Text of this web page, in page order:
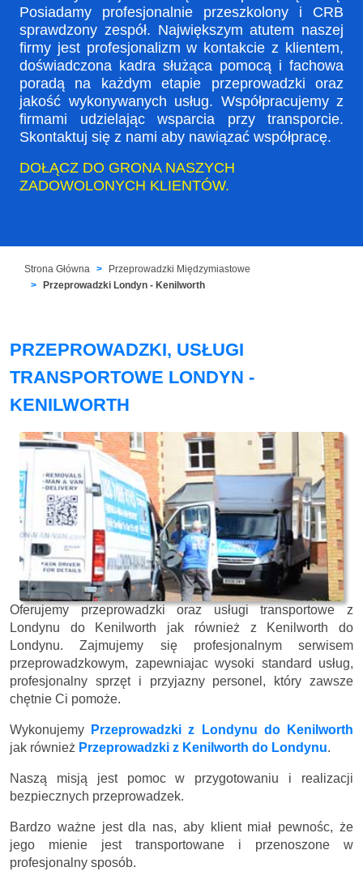
Posiadamy profesjonalnie przeszkolony i CRB
sprawdzony zespół. Największym atutem naszej
firmy jest profesjonalizm w kontakcie z klientem,
doświadczona kadra służąca pomocą i fachowa
poradą na każdym etapie przeprowadzki oraz
jakość wykonywanych usług. Współpracujemy z
firmami udzielając wsparcia przy transporcie.
Skontaktuj się z nami aby nawiązać współpracę.
DOŁĄCZ DO GRONA NASZYCH
ZADOWOLONYCH KLIENTÓW.
Strona Główna
Przeprowadzki Międzymiastowe
Przeprowadzki Londyn - Kenilworth
PRZEPROWADZKI, USŁUGI
TRANSPORTOWE LONDYN -
KENILWORTH
Oferujemy przeprowadzki oraz usługi transportowe z
Londynu do Kenilworth jak również z Kenilworth do
Londynu. Zajmujemy się profesjonalnym serwisem
przeprowadzkowym, zapewniajac wysoki standard usług,
profesjonalny sprzęt i przyjazny personel, który zawsze
chętnie Ci pomoże.
Wykonujemy
Przeprowadzki z Londynu do Kenilworth
jak również Przeprowadzki z Kenilworth do Londynu.
Naszą misją jest pomoc w przygotowaniu i realizacji
bezpiecznych przeprowadzek.
Bardzo ważne jest dla nas, aby klient miał pewnośc, że
jego mienie jest transportowane i przenoszone w
profesjonalny sposób.